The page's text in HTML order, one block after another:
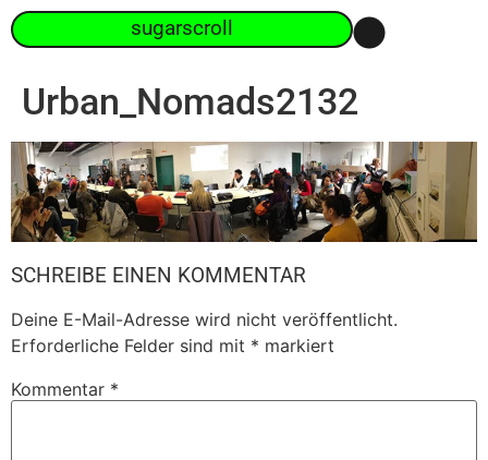
sugarscroll
Urban_Nomads2132
SCHREIBE EINEN KOMMENTAR
Deine E-Mail-Adresse wird nicht veröffentlicht.
Erforderliche Felder sind mit * markiert
Kommentar *